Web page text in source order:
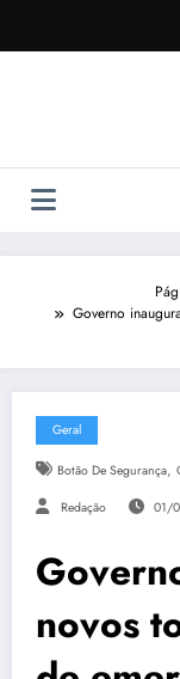
o
Governo
Geral
Botão De Segurança,
Redação 01/
novos